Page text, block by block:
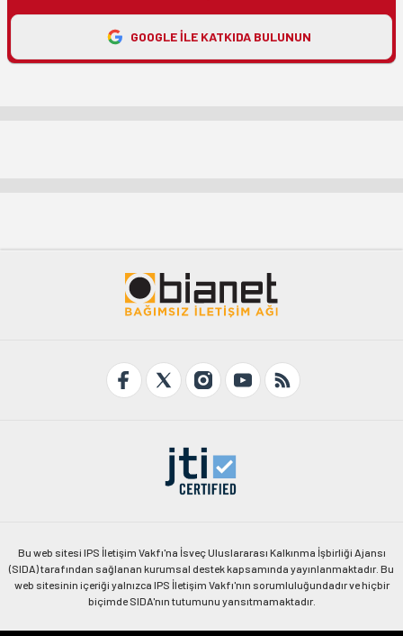
GOOGLE ILE KATKIDA BULUNUN
Bu web sitesi IPS İletişim Vakfı'na İsveç Uluslararası Kalkınma İşbirliği Ajansı
(SIDA) tarafından sağlanan kurumsal destek kapsamında yayınlanmaktadır. Bu
web sitesinin içeriği yalnızca IPS İletişim Vakfı'nın sorumluluğundadır ve hiçbir
biçimde SIDA'nın tutumunu yansıtmamaktadır.